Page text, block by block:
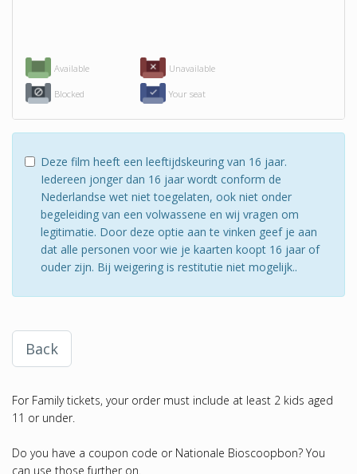
Available Unavailable
Blocked Your seat
Deze film heeft een leeftijdskeuring van 16 jaar.
Iedereen jonger dan 16 jaar wordt conform de
Nederlandse wet niet toegelaten, ook niet onder
begeleiding van een volwassene en wij vragen om
legitimatie. Door deze optie aan te vinken geef je aan
dat alle personen voor wie je kaarten koopt 16 jaar of
ouder zijn. Bij weigering is restitutie niet mogelijk..
Back
For Family tickets, your order must include at least 2 kids aged
11 or under.
Do you have a coupon code or Nationale Bioscoopbon? You
can use those further on.